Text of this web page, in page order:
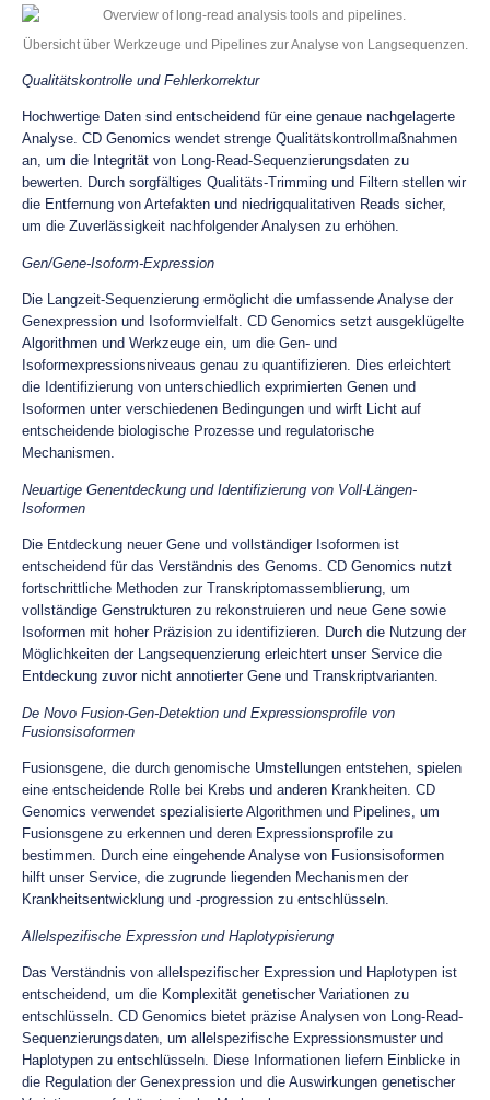
Übersicht über Werkzeuge und Pipelines zur Analyse von Langsequenzen.
Qualitätskontrolle und Fehlerkorrektur
Hochwertige Daten sind entscheidend für eine genaue nachgelagerte
Analyse. CD Genomics wendet strenge Qualitätskontrollmaßnahmen
an, um die Integrität von Long-Read-Sequenzierungsdaten zu
bewerten. Durch sorgfältiges Qualitäts-Trimming und Filtern stellen wir
die Entfernung von Artefakten und niedrigqualitativen Reads sicher,
um die Zuverlässigkeit nachfolgender Analysen zu erhöhen.
Gen/Gene-Isoform-Expression
Die Langzeit-Sequenzierung ermöglicht die umfassende Analyse der
Genexpression und Isoformvielfalt. CD Genomics setzt ausgeklügelte
Algorithmen und Werkzeuge ein, um die Gen- und
Isoformexpressionsniveaus genau zu quantifizieren. Dies erleichtert
die Identifizierung von unterschiedlich exprimierten Genen und
Isoformen unter verschiedenen Bedingungen und wirft Licht auf
entscheidende biologische Prozesse und regulatorische
Mechanismen.
Neuartige Genentdeckung und Identifizierung von Voll-Längen-
Isoformen
Die Entdeckung neuer Gene und vollständiger Isoformen ist
entscheidend für das Verständnis des Genoms. CD Genomics nutzt
fortschrittliche Methoden zur Transkriptomassemblierung, um
vollständige Genstrukturen zu rekonstruieren und neue Gene sowie
Isoformen mit hoher Präzision zu identifizieren. Durch die Nutzung der
Möglichkeiten der Langsequenzierung erleichtert unser Service die
Entdeckung zuvor nicht annotierter Gene und Transkriptvarianten.
De Novo Fusion-Gen-Detektion und Expressionsprofile von
Fusionsisoformen
Fusionsgene, die durch genomische Umstellungen entstehen, spielen
eine entscheidende Rolle bei Krebs und anderen Krankheiten. CD
Genomics verwendet spezialisierte Algorithmen und Pipelines, um
Fusionsgene zu erkennen und deren Expressionsprofile zu
bestimmen. Durch eine eingehende Analyse von Fusionsisoformen
hilft unser Service, die zugrunde liegenden Mechanismen der
Krankheitsentwicklung und -progression zu entschlüsseln.
Allelspezifische Expression und Haplotypisierung
Das Verständnis von allelspezifischer Expression und Haplotypen ist
entscheidend, um die Komplexität genetischer Variationen zu
entschlüsseln. CD Genomics bietet präzise Analysen von Long-Read-
Sequenzierungsdaten, um allelspezifische Expressionsmuster und
Haplotypen zu entschlüsseln. Diese Informationen liefern Einblicke in
die Regulation der Genexpression und die Auswirkungen genetischer